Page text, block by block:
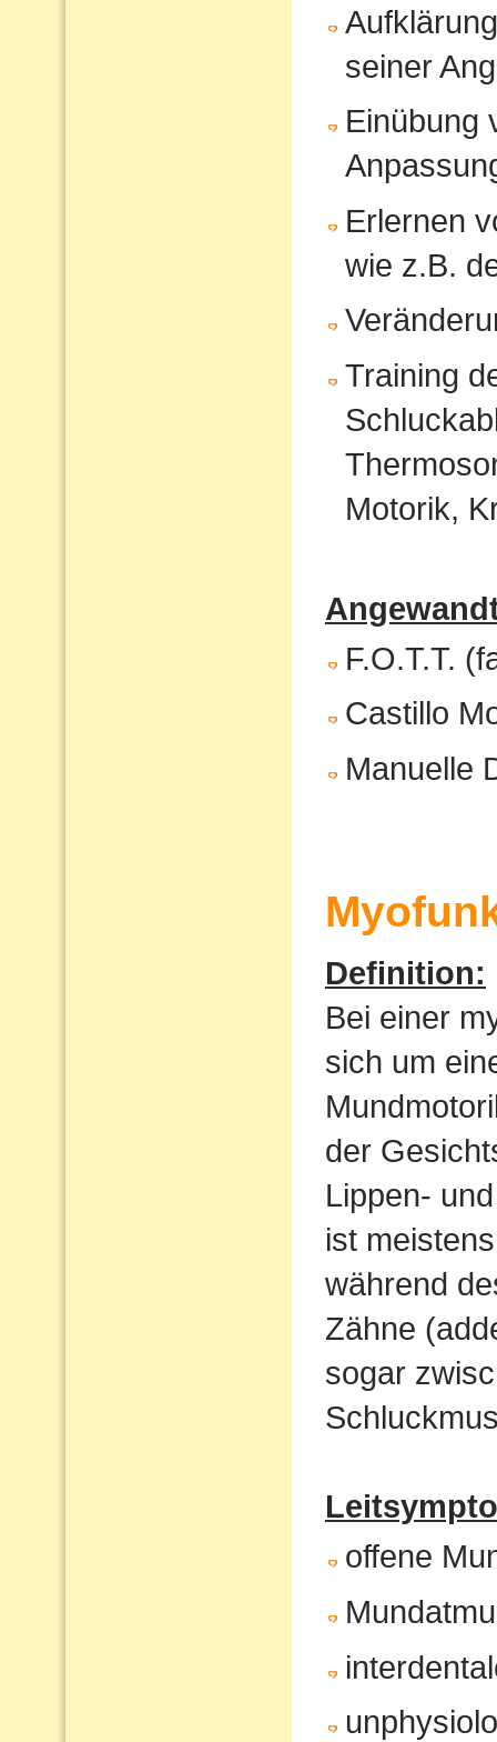
seiner
Einübung
Erlernen
wie z.B.
Training
Motorik,
F.O.T.T.
Castillo
Manuelle
Definition:
Bei einer
sich um
der
Lippen-
ist
während
Zähne
sogar
offene